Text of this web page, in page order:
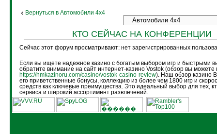
Вернуться в Автомобили 4х4
КТО СЕЙЧАС НА КОНФЕРЕНЦИИ
Сейчас этот форум просматривают: нет зарегистрированных
Если вы ищете надежное казино с богатым выбором игр и быстрыми
обратите внимание на сайт интернет-казино Vostok (обзор вы можете
https://hmkazinoru.com/casino/vostok-casino-review). Наш обзор казино
его приветственные бонусы, коллекцию из более чем 1800 игр и
средств как ключевые преимущества. Это идеальный выбор для тех,
сервиса и широкий ассортимент развлечений.